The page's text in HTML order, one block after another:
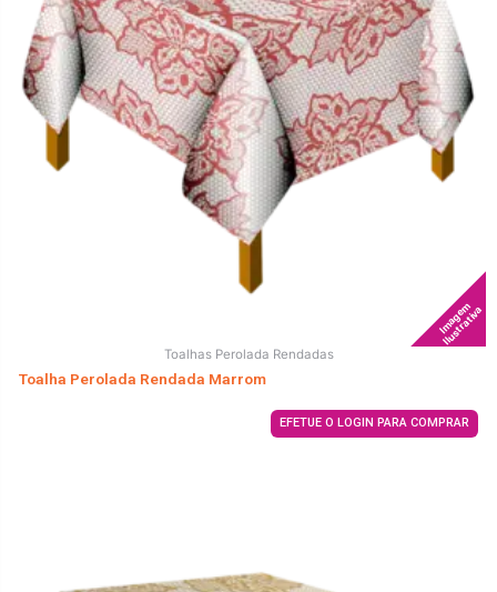
Imagem
Ilustrativa
Toalhas Perolada Rendadas
Toalha Perolada Rendada Marrom
EFETUE O LOGIN PARA COMPRAR